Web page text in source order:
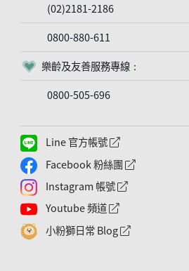
(02)2181-2186
0800-880-611
客服符號
樂齡及友善服務專線：
0800-505-696
Line 官方帳號 外網連結符號
Facebook 粉絲團 外網連結符號
Instagram 帳號 外網連結符號
Youtube 頻道 外網連結符號
小粉獅日常 Blog 外網連結符號